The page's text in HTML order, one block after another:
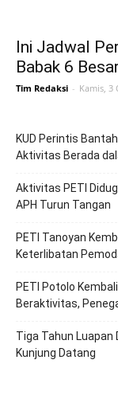
Ini Jadwal
Babak 6
Tim Redaksi - Kamis, 3
KUD Perintis
Aktivitas Berada
Aktivitas PETI
APH Turun Tangan
PETI Tanoyan
Keterlibatan
PETI Potolo
Beraktivitas,
Tiga Tahun Luapan
Kunjung Datang